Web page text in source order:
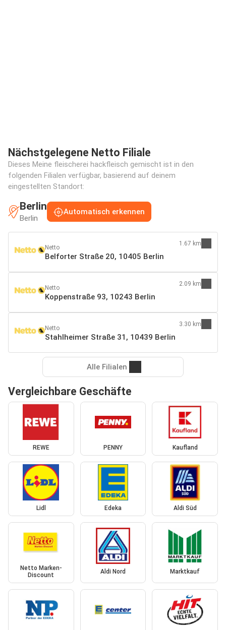
Nächstgelegene Netto Filiale
Dieses Meine fleischerei hackfleisch gemischt ist in den
folgenden Filialen verfügbar, basierend auf deinem
eingestellten Standort:
Berlin
Berlin
Automatisch erkennen
Netto
Belforter Straße 20, 10405 Berlin
1.67 km
Netto
Koppenstraße 93, 10243 Berlin
2.09 km
Netto
Stahlheimer Straße 31, 10439 Berlin
3.30 km
Alle Filialen
Vergleichbare Geschäfte
REWE PENNY Kaufland
Lidl Edeka Aldi Süd
Netto Marken-
Discount
Aldi Nord Marktkauf